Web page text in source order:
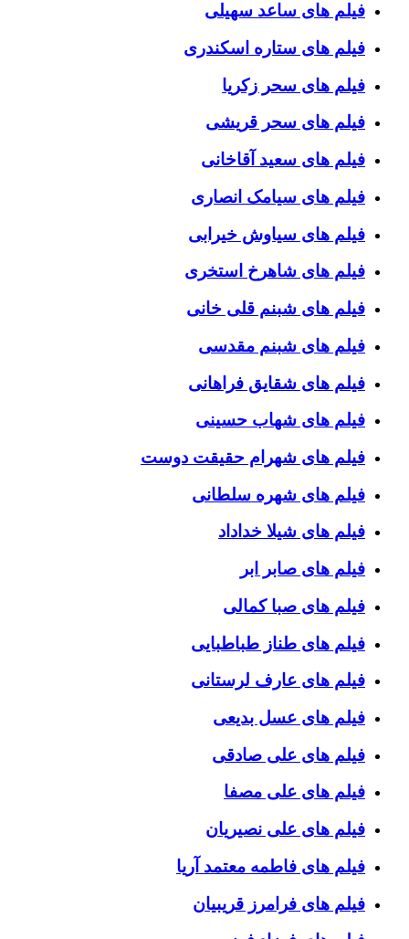
فیلم های ساعد سهیلی
فیلم های ستاره اسکندری
فیلم های سحر زکریا
فیلم های سحر قریشی
فیلم های سعید آقاخانی
فیلم های سیامک انصاری
فیلم های سیاوش خیرابی
فیلم های شاهرخ استخری
فیلم های شبنم قلی خانی
فیلم های شبنم مقدسی
فیلم های شقایق فراهانی
فیلم های شهاب حسینی
فیلم های شهرام حقیقت دوست
فیلم های شهره سلطانی
فیلم های شیلا خداداد
فیلم های صابر ابر
فیلم های صبا کمالی
فیلم های طناز طباطبایی
فیلم های عارف لرستانی
فیلم های عسل بدیعی
فیلم های علی صادقی
فیلم های علی مصفا
فیلم های علی نصیریان
فیلم های فاطمه معتمد آریا
فیلم های فرامرز قریبیان